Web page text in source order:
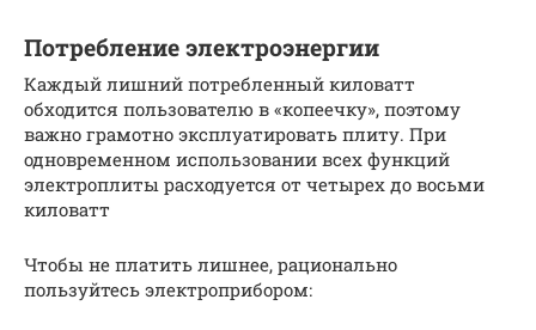
Потребление электроэнергии
Каждый лишний потребленный киловатт
обходится пользователю в «копеечку», поэтому
важно грамотно эксплуатировать плиту. При
одновременном использовании всех функций
электроплиты расходуется от четырех до восьми
киловатт
Чтобы не платить лишнее, рационально
пользуйтесь электроприбором: